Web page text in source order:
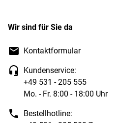
Wir sind für Sie da
Kontaktformular
Kundenservice:
+49 531 - 205 555
Mo. - Fr. 8:00 - 18:00 Uhr
Bestellhotline: